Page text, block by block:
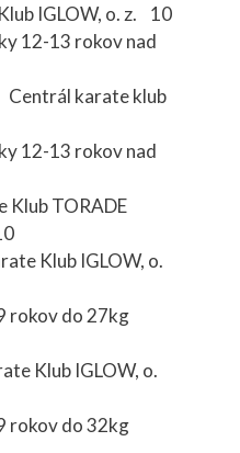
IGLOW, o. z. 10
12-13 rokov nad
karate klub
12-13 rokov nad
TORADE
Klub IGLOW, o.
rokov do 27kg
Klub IGLOW, o.
rokov do 32kg